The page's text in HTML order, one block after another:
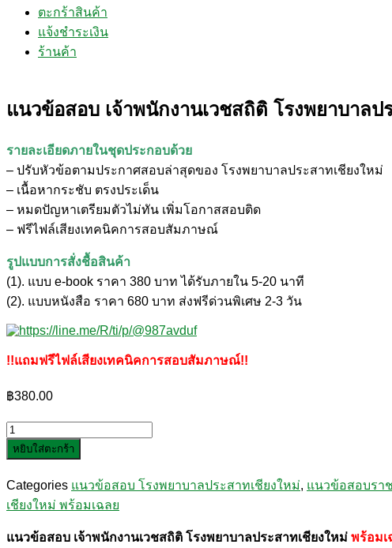
ตะกร้าสินค้า
แจ้งชำระเงิน
ร้านค้า
แนวข้อสอบ เจ้าพนักงานเวชสถิติ โรงพยาบาลป
รายละเอียดภายในชุดประกอบด้วย
– ปรับหัวข้อตามประกาศสอบล่าสุดของ โรงพยาบาลประสาทเชียงใหม่
– เนื้อหากระชับ ตรงประเด็น
– หมดปัญหาเตรียมตัวไม่ทัน เพิ่มโอกาสสอบติด
– ฟรีไฟล์เสียงเทคนิคการสอบสัมภาษณ์
รูปแบบการสั่งชื้อสินค้า
(1). แบบ e-book ราคา 380 บาท ได้รับภายใน 5-20 นาที
(2). แบบหนังสือ ราคา 680 บาท ส่งฟรีด่วนพิเศษ 2-3 วัน
!!แถมฟรีไฟล์เสียงเทคนิคการสอบสัมภาษณ์!!
฿380.00
จำนวน
แนว
เจ้า
พนักงาน
หยิบใส่ตะกร้า
Categories แนวข้อสอบ โรงพยาบาลประสาทเชียงใหม่, แนวข้อสอบรา
เชียงใหม่ พร้อมเฉลย
แนวข้อสอบ เจ้าพนักงานเวชสถิติ โรงพยาบาลประสาทเชียงใหม่ พร้อมเ